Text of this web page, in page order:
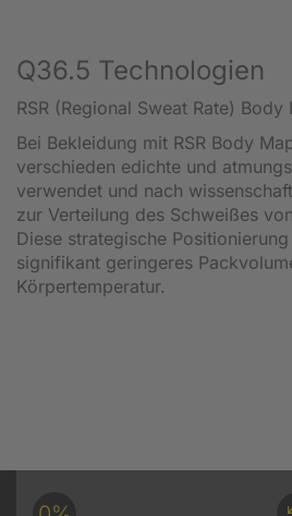
Q36.5 Technologien
RSR (Regional Sweat Rate) Body
Bei Bekleidung mit RSR Body
verschieden edichte und
verwendet und nach
zur Verteilung des Schweißes
Diese strategische
signifikant geringeres
Körpertemperatur.